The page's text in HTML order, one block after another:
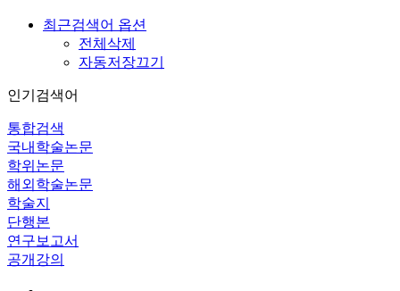
최근검색어 옵션
전체삭제
자동저장끄기
인기검색어
통합검색
국내학술논문
학위논문
해외학술논문
학술지
단행본
연구보고서
공개강의